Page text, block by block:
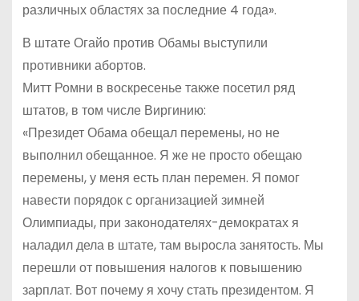
различных областях за последние 4 года».
В штате Огайо против Обамы выступили
противники абортов.
Митт Ромни в воскресенье также посетил ряд
штатов, в том числе Виргинию:
«Президет Обама обещал перемены, но не
выполнил обещанное. Я же не просто обещаю
перемены, у меня есть план перемен. Я помог
навести порядок с организацией зимней
Олимпиады, при законодателях-демократах я
наладил дела в штате, там выросла занятость. Мы
перешли от повышения налогов к повышению
зарплат. Вот почему я хочу стать президентом. Я